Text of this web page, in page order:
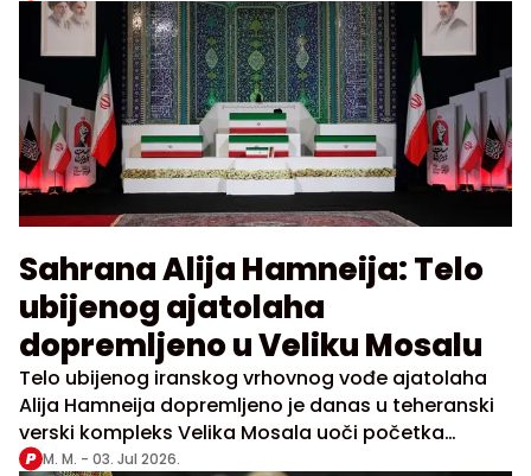
Sahrana Alija Hamneija: Telo
ubijenog ajatolaha
dopremljeno u Veliku Mosalu
Telo ubijenog iranskog vrhovnog vođe ajatolaha
Alija Hamneija dopremljeno je danas u teheranski
verski kompleks Velika Mosala uoči početka
višednevnih pogrebnih ceremonija
M. M. - 03. Jul 2026.